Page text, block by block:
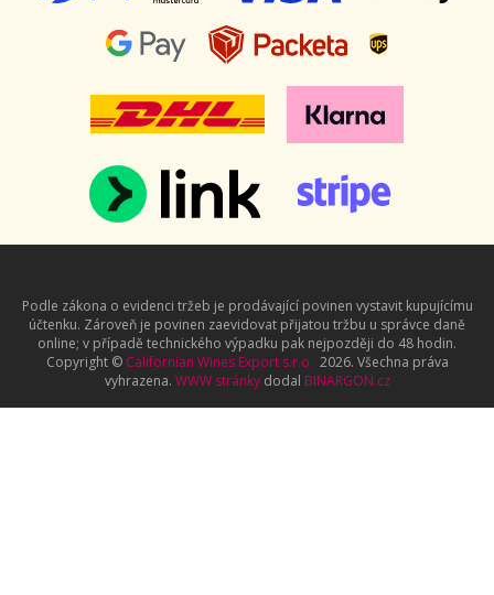
Podle zákona o evidenci tržeb je prodávající povinen vystavit kupujícímu
účtenku. Zároveň je povinen zaevidovat přijatou tržbu u správce daně
online; v případě technického výpadku pak nejpozději do 48 hodin.
Copyright © Californian Wines Export s.r.o. 2026. Všechna práva
vyhrazena. WWW stránkydodal BINARGON.cz